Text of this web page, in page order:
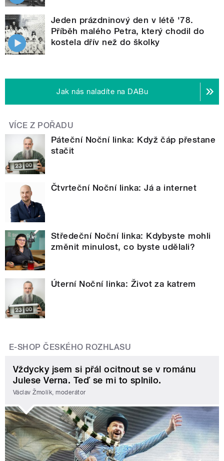
Jeden prázdninový den v létě '78.
Příběh malého Petra, který chodil do
kostela dřív než do školky
Jak nás naladíte na DABu
VÍCE Z POŘADU
Páteční Noční linka: Když čáp přestane
stačit
Čtvrteční Noční linka: Já a internet
Středeční Noční linka: Kdybyste mohli
změnit minulost, co byste udělali?
Úterní Noční linka: Život za katrem
E-SHOP ČESKÉHO ROZHLASU
Vždycky jsem si přál ocitnout se v románu
Julese Verna. Teď se mi to splnilo.
Václav Žmolík, moderátor